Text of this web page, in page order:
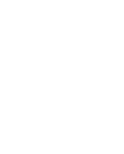
駅より臨港バス
車徒歩約1分 東急